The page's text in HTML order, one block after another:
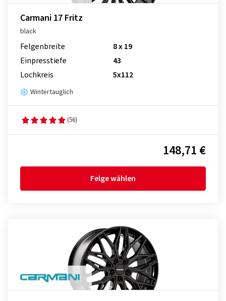
Carmani 17 Fritz
black
Felgenbreite
8 x 19
Einpresstiefe
43
Lochkreis
5x112
Wintertauglich
(56)
148,71 €
Felge wählen